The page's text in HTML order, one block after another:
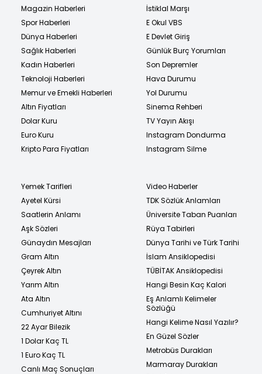
Magazin Haberleri
Spor Haberleri
Dünya Haberleri
Sağlık Haberleri
Kadın Haberleri
Teknoloji Haberleri
Memur ve Emekli Haberleri
Altın Fiyatları
Dolar Kuru
Euro Kuru
Kripto Para Fiyatları
İstiklal Marşı
E Okul VBS
E Devlet Giriş
Günlük Burç Yorumları
Son Depremler
Hava Durumu
Yol Durumu
Sinema Rehberi
TV Yayın Akışı
Instagram Dondurma
Instagram Silme
Yemek Tarifleri
Ayetel Kürsi
Saatlerin Anlamı
Aşk Sözleri
Günaydın Mesajları
Gram Altın
Çeyrek Altın
Yarım Altın
Ata Altın
Cumhuriyet Altını
22 Ayar Bilezik
1 Dolar Kaç TL
1 Euro Kaç TL
Canlı Maç Sonuçları
Video Haberler
TDK Sözlük Anlamları
Üniversite Taban Puanları
Rüya Tabirleri
Dünya Tarihi ve Türk Tarihi
İslam Ansiklopedisi
TÜBİTAK Ansiklopedisi
Hangi Besin Kaç Kalori
Eş Anlamlı Kelimeler
Sözlüğü
Hangi Kelime Nasıl Yazılır?
En Güzel Sözler
Metrobüs Durakları
Marmaray Durakları